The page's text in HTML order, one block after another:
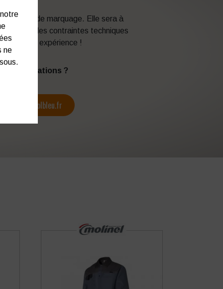
de marquage. Elle sera à
fonction des contraintes techniques
de son expérience !
d’informations ?
contact@colbleu.fr
ne